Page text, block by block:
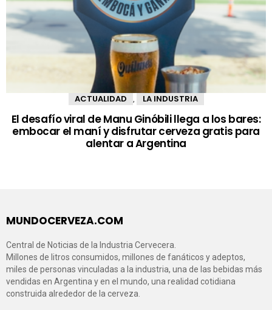
ACTUALIDAD LA INDUSTRIA
El desafío viral de Manu Ginóbili llega a los bares:
embocar el maní y disfrutar cerveza gratis para
alentar a Argentina
MUNDOCERVEZA.COM
Central de Noticias de la Industria Cervecera.
Millones de litros consumidos, millones de fanáticos y adeptos,
miles de personas vinculadas a la industria, una de las bebidas más
vendidas en Argentina y en el mundo, una realidad cotidiana
construida alrededor de la cerveza.